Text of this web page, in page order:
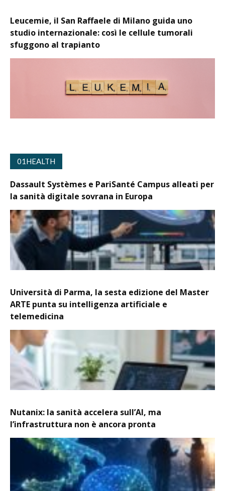
Leucemie, il San Raffaele di Milano guida uno
studio internazionale: così le cellule tumorali
sfuggono al trapianto
01HEALTH
Dassault Systèmes e PariSanté Campus alleati per
la sanità digitale sovrana in Europa
Università di Parma, la sesta edizione del Master
ARTE punta su intelligenza artificiale e
telemedicina
Nutanix: la sanità accelera sull’AI, ma
l’infrastruttura non è ancora pronta